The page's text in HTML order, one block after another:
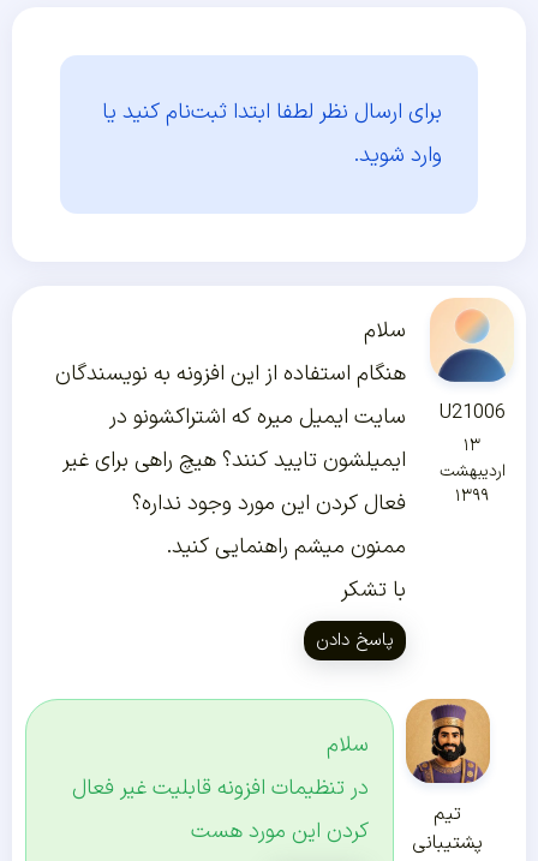
برای ارسال نظر لطفا ابتدا ثبت‌نام کنید یا
وارد شوید.
U21006
۱۳
اردیبهشت
۱۳۹۹
سلام
هنگام استفاده از این افزونه به نویسندگان
سایت ایمیل میره که اشتراکشونو در
ایمیلشون تایید کنند؟ هیچ راهی برای غیر
فعال کردن این مورد وجود نداره؟
ممنون میشم راهنمایی کنید.
با تشکر
پاسخ دادن
تیم
پشتیبانی
سلام
در تنظیمات افزونه قابلیت غیر فعال
کردن این مورد هست